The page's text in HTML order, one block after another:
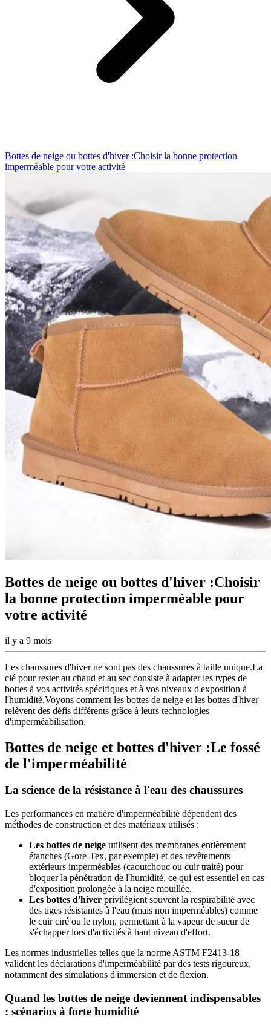
Bottes de neige ou bottes d'hiver :Choisir la bonne protection
imperméable pour votre activité
Bottes de neige ou bottes d'hiver :Choisir
la bonne protection imperméable pour
votre activité
il y a 9 mois
Les chaussures d'hiver ne sont pas des chaussures à taille unique.La
clé pour rester au chaud et au sec consiste à adapter les types de
bottes à vos activités spécifiques et à vos niveaux d'exposition à
l'humidité.Voyons comment les bottes de neige et les bottes d'hiver
relèvent des défis différents grâce à leurs technologies
d'imperméabilisation.
Bottes de neige et bottes d'hiver :Le fossé
de l'imperméabilité
La science de la résistance à l'eau des chaussures
Les performances en matière d'imperméabilité dépendent des
méthodes de construction et des matériaux utilisés :
Les bottes de neige utilisent des membranes entièrement
étanches (Gore-Tex, par exemple) et des revêtements
extérieurs imperméables (caoutchouc ou cuir traité) pour
bloquer la pénétration de l'humidité, ce qui est essentiel en cas
d'exposition prolongée à la neige mouillée.
Les bottes d'hiver privilégient souvent la respirabilité avec
des tiges résistantes à l'eau (mais non imperméables) comme
le cuir ciré ou le nylon, permettant à la vapeur de sueur de
s'échapper lors d'activités à haut niveau d'effort.
Les normes industrielles telles que la norme ASTM F2413-18
valident les déclarations d'imperméabilité par des tests rigoureux,
notamment des simulations d'immersion et de flexion.
Quand les bottes de neige deviennent indispensables
: scénarios à forte humidité